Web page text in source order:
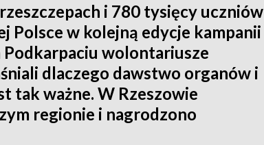
i 780 tysięcy uczniów
Polsce w kolejną edycje kampanii
Podkarpaciu wolontariusze
dlaczego dawstwo organów i
tak ważne. W Rzeszowie
regionie i nagrodzono